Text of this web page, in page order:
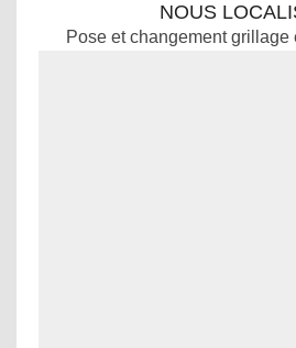
NOUS
Pose et changement grillage